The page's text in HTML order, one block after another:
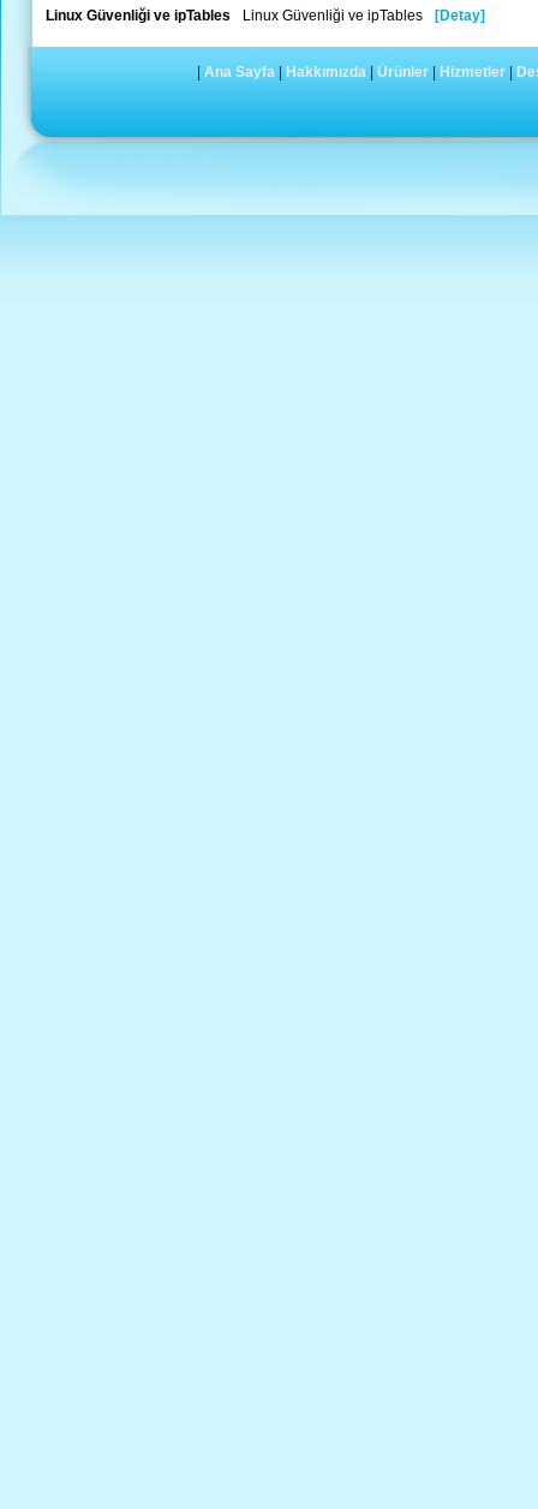
Linux Güvenliği ve ipTables Linux Güvenliği ve ipTables [Detay]
|Ana Sayfa Hakkımızda |Ürünler Hizmetler